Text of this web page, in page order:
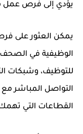
يؤدي إلى فرص عمل
يمكن العثور على
الوظيفية في الصحف
للتوظيف، وشبكات
التواصل المباشر
القطاعات التي